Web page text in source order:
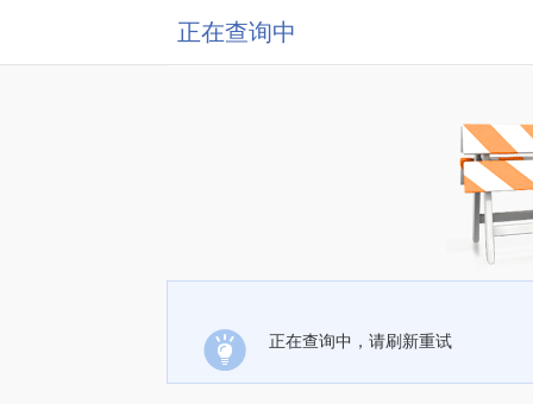
正在查询中
正在查询中，请刷新重试